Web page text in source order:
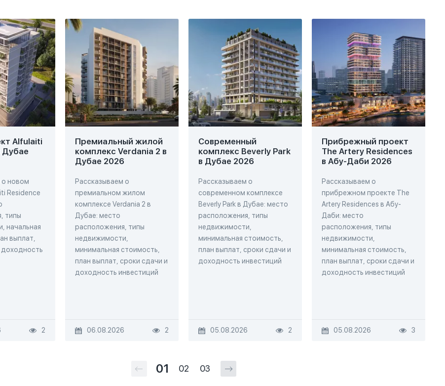
Alfulaiti
Дубае
о новом
Residence
типы
начальная
выплат,
доходность
2
Премиальный жилой
комплекс Verdania 2 в
Дубае 2026
Рассказываем о
премиальном жилом
комплексе Verdania 2 в
Дубае: место
расположения, типы
недвижимости,
минимальная стоимость,
план выплат, сроки сдачи и
доходность инвестиций
06.08.2026 2
Современный
комплекс Beverly Park
в Дубае 2026
Рассказываем о
современном комплексе
Beverly Park в Дубае: место
расположения, типы
недвижимости,
минимальная стоимость,
план выплат, сроки сдачи и
доходность инвестиций
05.08.2026 2
Прибрежный проект
The Artery Residences
в Абу-Даби 2026
Рассказываем о
прибрежном проекте The
Artery Residences в Абу-
Даби: место
расположения, типы
недвижимости,
минимальная стоимость,
план выплат, сроки сдачи и
доходность инвестиций
05.08.2026 3
01 02 03